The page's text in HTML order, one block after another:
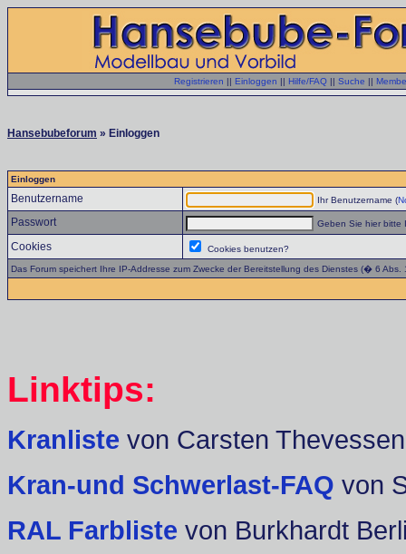
Registrieren || Einloggen || Hilfe/FAQ || Suche ||
Hansebubeforum » Einloggen
Einloggen
Benutzername Ihr Benutzername (
Passwort Geben Sie hier bitte
Cookies
Cookies benutzen?
Das Forum speichert Ihre IP-Addresse zum Zwecke der Bereitstellung des Dienstes (� 6
Linktips:
Kranliste von Carsten Thevessen
Kran-und Schwerlast-FAQ von
RAL Farbliste von Burkhardt